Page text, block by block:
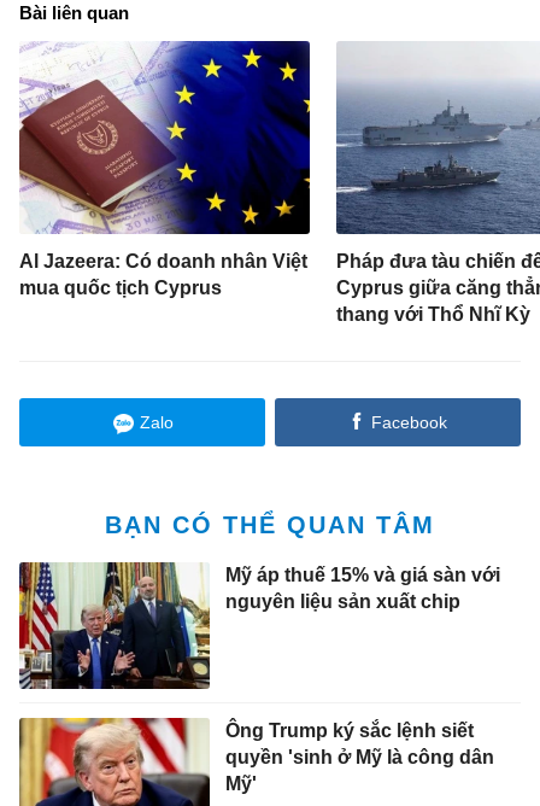
Bài liên quan
Al Jazeera: Có doanh nhân Việt
mua quốc tịch Cyprus
Pháp đưa tàu chiến
Cyprus giữa căng
thang với Thổ Nhĩ Kỳ
Zalo Facebook
BẠN CÓ THỂ QUAN TÂM
Mỹ áp thuế 15% và giá sàn với
nguyên liệu sản xuất chip
Ông Trump ký sắc lệnh siết
quyền 'sinh ở Mỹ là công dân
Mỹ'